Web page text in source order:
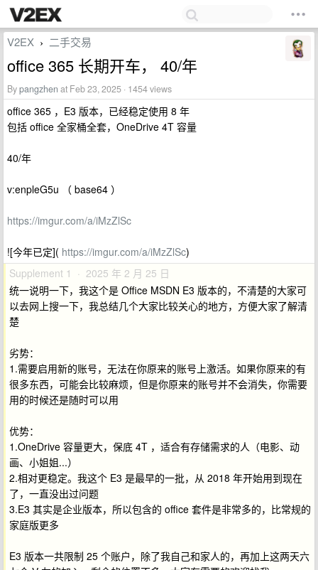
V2EX › 二手交易
office 365 长期开车， 40/年
Bypangzhen at Feb 23, 2025 · 1454 views
office 365 ，E3 版本，已经稳定使用 8 年
包括 office 全家桶全套，OneDrive 4T 容量
40/年
v:enpleG5u （ base64 ）
https://imgur.com/a/iMzZlSc
![今年已定]( https://imgur.com/a/iMzZlSc)
Supplement 1 · 2025 年 2 月 25 日
统一说明一下，我这个是 Office MSDN E3 版本的，不清楚的大家可
以去网上搜一下，我总结几个大家比较关心的地方，方便大家了解清
楚
劣势：
1.需要启用新的账号，无法在你原来的账号上激活。如果你原来的有
很多东西，可能会比较麻烦，但是你原来的账号并不会消失，你需要
用的时候还是随时可以用
优势：
1.OneDrive 容量更大，保底 4T ，适合有存储需求的人（电影、动
画、小姐姐...）
2.相对更稳定。我这个 E3 是最早的一批，从 2018 年开始用到现在
了，一直没出过问题
3.E3 其实是企业版本，所以包含的 office 套件是非常多的，比常规的
家庭版更多
E3 版本一共限制 25 个账户，除了我自己和家人的，再加上这两天六